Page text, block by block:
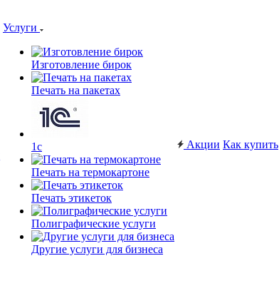
Услуги
Изготовление бирок
Печать на пакетах
1c
Печать на термокартоне
Печать этикеток
Полиграфические услуги
Другие услуги для бизнеса
Акции Как купить